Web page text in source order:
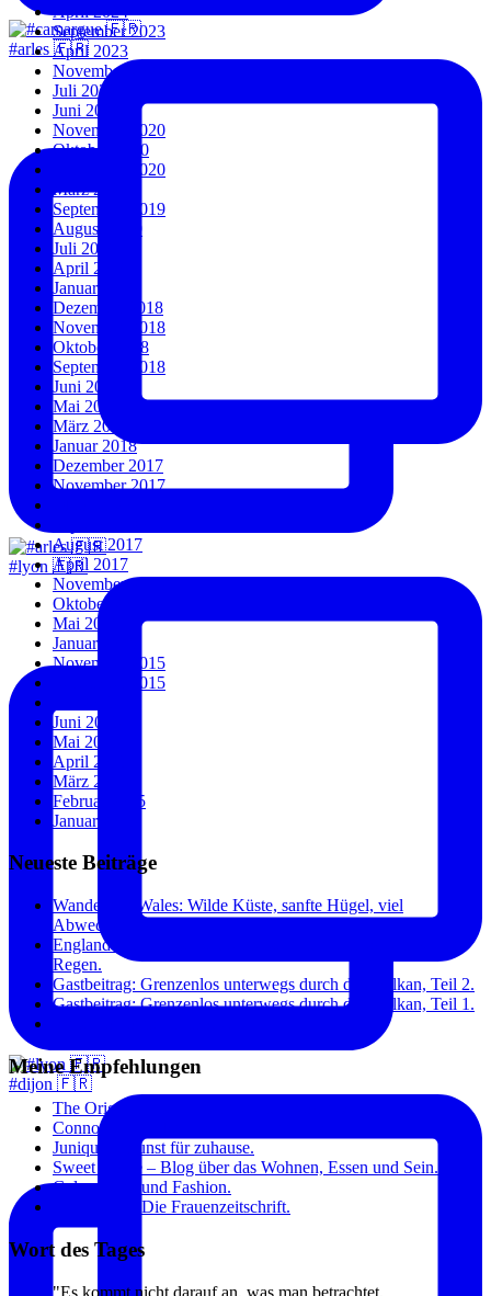
#arles 🇫🇷
#lyon 🇫🇷
#dijon 🇫🇷
April 2024
September 2023
April 2023
November 2022
Juli 2022
Juni 2022
November 2020
Oktober 2020
September 2020
März 2020
September 2019
August 2019
Juli 2019
April 2019
Januar 2019
Dezember 2018
November 2018
Oktober 2018
September 2018
Juni 2018
Mai 2018
März 2018
Januar 2018
Dezember 2017
November 2017
August 2017
April 2017
November 2016
Oktober 2016
Mai 2016
Januar 2016
November 2015
September 2015
Juni 2015
Mai 2015
April 2015
März 2015
Februar 2015
Januar 2015
Neueste Beiträge
Wandern in Wales: Wilde Küste, sanfte Hügel, viel
Abwechslung.
England und Wales: Städte, Küste und überraschend wenig
Regen.
Gastbeitrag: Grenzenlos unterwegs durch den Balkan, Teil 2.
Gastbeitrag: Grenzenlos unterwegs durch den Balkan, Teil 1.
Meine Empfehlungen
The Original Dish – Inspirierende Kochrezepte.
Connox – Die aktuellsten Designtrends.
Junique – Kunst für zuhause.
Sweet Home – Blog über das Wohnen, Essen und Sein.
Gala – Stars und Fashion.
Annabelle – Die Frauenzeitschrift.
Wort des Tages
"Es kommt nicht darauf an, was man betrachtet,